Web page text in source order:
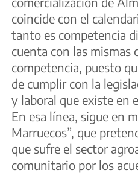
coincide con el
tanto es competencia
cuenta con las mismas
competencia, puesto
de cumplir con la
y laboral que existe en
En esa línea, sigue en
Marruecos”, que
que sufre el sector
comunitario por los